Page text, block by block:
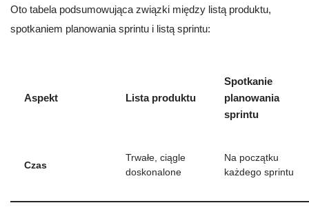
Oto tabela podsumowująca związki między listą produktu,
spotkaniem planowania sprintu i listą sprintu:
Aspekt Lista produktu
Spotkanie
planowania
sprintu
Czas
Trwałe, ciągle
doskonalone
Na początku
każdego sprintu